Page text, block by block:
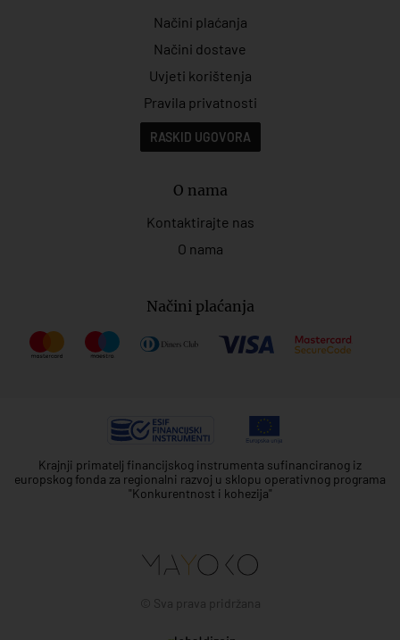
Načini plaćanja
Načini dostave
Uvjeti korištenja
Pravila privatnosti
RASKID UGOVORA
O nama
Kontaktirajte nas
O nama
Načini plaćanja
Krajnji primatelj financijskog instrumenta sufinanciranog iz
europskog fonda za regionalni razvoj u sklopu operativnog programa
"Konkurentnost i kohezija"
© Sva prava pridržana